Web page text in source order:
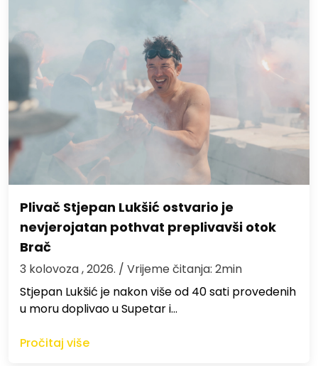
Plivač Stjepan Lukšić ostvario je
nevjerojatan pothvat preplivavši otok
Brač
3 kolovoza , 2026. / Vrijeme čitanja: 2min
St​jepan Lukšić je nakon više od 40 sati provedenih
u moru doplivao u Supetar i…
Pročitaj više